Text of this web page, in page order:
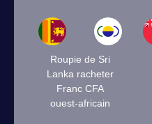
Roupie de Sri
Lanka racheter
Franc CFA
ouest-africain